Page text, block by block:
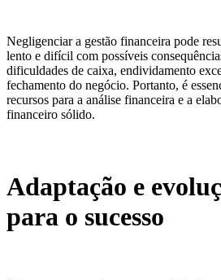
Negligenciar a gestão financeira pode
lento e difícil com possíveis
dificuldades de caixa, endividamento
fechamento do negócio. Portanto, é
recursos para a análise financeira e a
financeiro sólido.
Adaptação e
para o sucesso